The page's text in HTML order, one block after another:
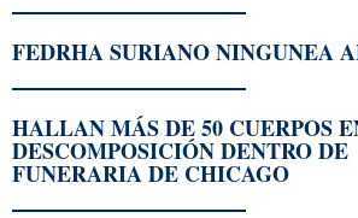
FEDRHA SURIANO NINGUNEA
HALLAN MÁS DE 50 CUERPOS
DESCOMPOSICIÓN DENTRO DE
FUNERARIA DE CHICAGO